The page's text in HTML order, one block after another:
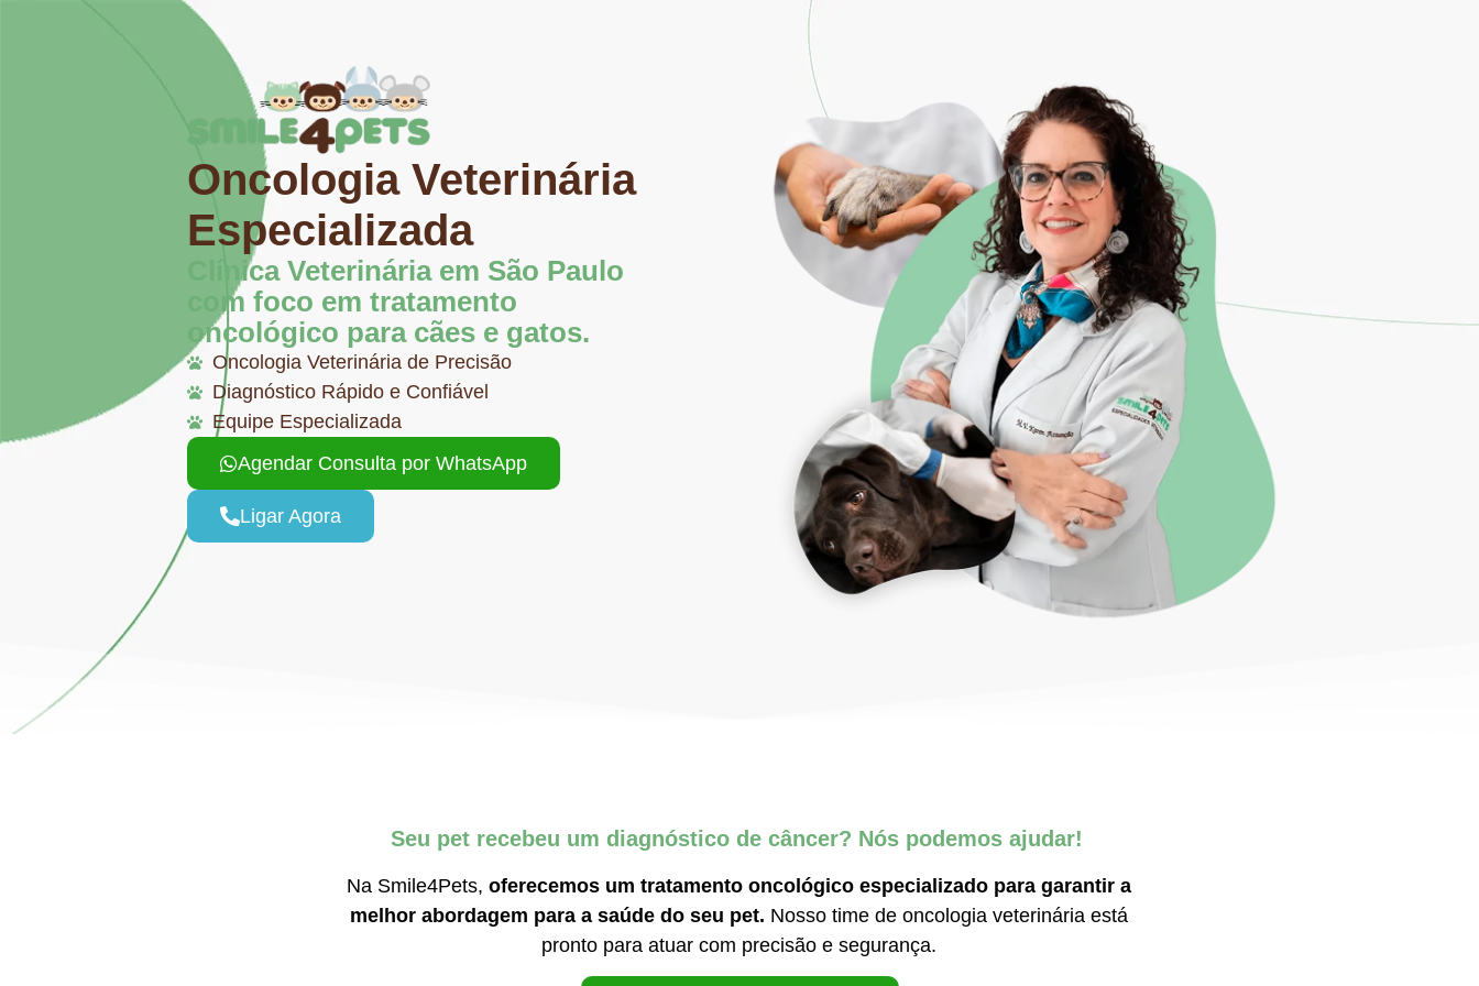
Oncologia Veterinária
Especializada
Clínica Veterinária em São Paulo
com foco em tratamento
oncológico para cães e gatos.
Oncologia Veterinária de Precisão
Diagnóstico Rápido e Confiável
Equipe Especializada
Agendar Consulta por WhatsApp
Ligar Agora
Seu pet recebeu um diagnóstico de câncer? Nós podemos ajudar!
Na Smile4Pets,oferecemos um tratamento oncológico especializado para garantir a
melhor abordagem para a saúde do seu pet. Nosso time de oncologia veterinária está
pronto para atuar com precisão e segurança.